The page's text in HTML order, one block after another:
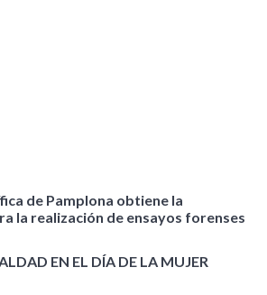
de Pamplona obtiene la
la realización de ensayos forenses
EN EL DÍA DE LA MUJER